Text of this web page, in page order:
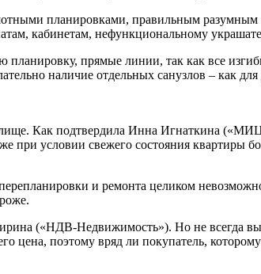
планировками, правильным разумным
кабинетам, нефункциональному
планировку, прямые линии, так как все
наличие отдельных санузлов – как
Как подтвердила Инна Игнаткина
при условии свежего состояния квартиры
и ремонта целиком
(«НДВ-Недвижимость»). Но не всегда
цена, поэтому вряд ли покупатель,